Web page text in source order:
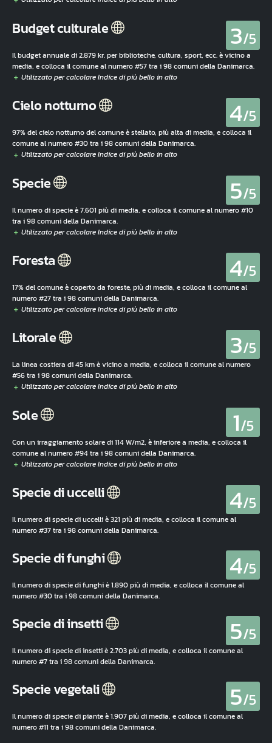
Budget culturale 3/5
Il budget annuale di 2.879 kr. per biblioteche, cultura, sport, ecc. è vicino a
media, e colloca il comune al numero #57 tra i 98 comuni della Danimarca.
Cielo notturno 4/5
97% del cielo notturno del comune è stellato, più alta di media, e colloca il
comune al numero #30 tra i 98 comuni della Danimarca.
Specie 5/5
Il numero di specie è 7.601 più di media, e colloca il comune al numero #10
tra i 98 comuni della Danimarca.
Foresta 4/5
17% del comune è coperto da foreste, più di media, e colloca il comune al
numero #27 tra i 98 comuni della Danimarca.
Litorale 3/5
La linea costiera di 45 km è vicino a media, e colloca il comune al numero
#56 tra i 98 comuni della Danimarca.
Sole 1/5
Con un irraggiamento solare di 114 W/m2, è inferiore a media, e colloca il
comune al numero #94 tra i 98 comuni della Danimarca.
Specie di uccelli 4/5
Il numero di specie di uccelli è 321 più di media, e colloca il comune al
numero #37 tra i 98 comuni della Danimarca.
Specie di funghi 4/5
Il numero di specie di funghi è 1.890 più di media, e colloca il comune al
numero #30 tra i 98 comuni della Danimarca.
Specie di insetti 5/5
Il numero di specie di insetti è 2.703 più di media, e colloca il comune al
numero #7 tra i 98 comuni della Danimarca.
Specie vegetali 5/5
Il numero di specie di piante è 1.907 più di media, e colloca il comune al
numero #11 tra i 98 comuni della Danimarca.